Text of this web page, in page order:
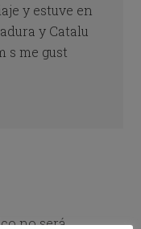
y estuve en
y Catalu
s me gust
no será